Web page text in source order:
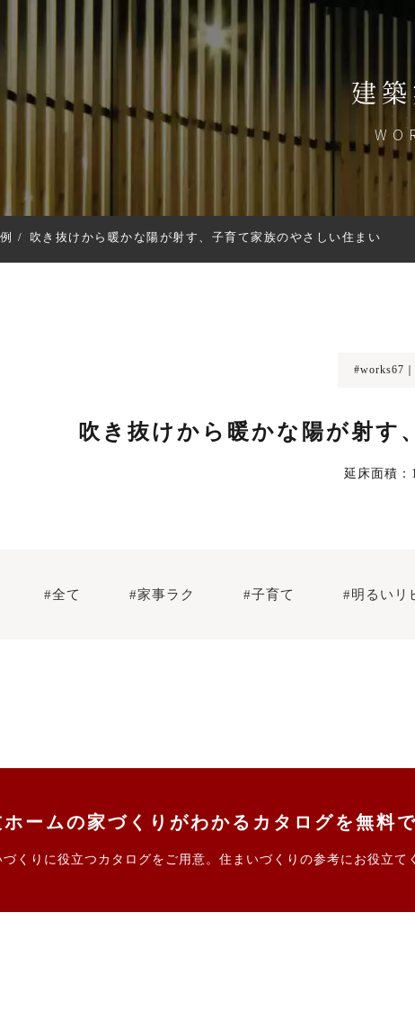
建
吹き抜けから暖かな陽が射す、子育て家族のやさしい住まい
#works67
吹き抜けから暖かな陽が射す
延床面積：
#全て #家事ラク #子育て #明るいリ
ームの家づくりがわかるカタログを無料
づくりに役立つカタログをご用意。住まいづくりの参考にお役立て